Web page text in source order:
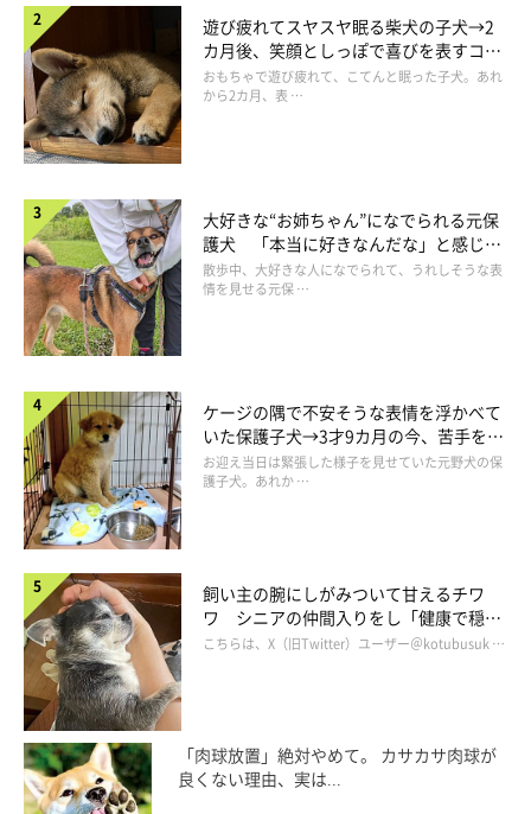
遊び疲れてスヤスヤ眠る柴犬の子犬→2
カ月後、笑顔としっぽで喜びを表すコに
成長！
おもちゃで遊び疲れて、こてんと眠った子犬。あれ
から2カ月、表 …
大好きな“お姉ちゃん”になでられる元保
護犬 「本当に好きなんだな」と感じる
表情にほっこり
散歩中、大好きな人になでられて、うれしそうな表
情を見せる元保 …
ケージの隅で不安そうな表情を浮かべて
いた保護子犬→3才9カ月の今、苦手を克
服し頼もしいコに成長！
お迎え当日は緊張した様子を見せていた元野犬の保
護子犬。あれか …
飼い主の腕にしがみついて甘えるチワ
ワ シニアの仲間入りをし「健康で穏や
かな暮らしが続いてほしい」と願う
こちらは、X（旧Twitter）ユーザー＠kotubusuk …
「肉球放置」絶対やめて。 カサカサ肉球が
良くない理由、実は...